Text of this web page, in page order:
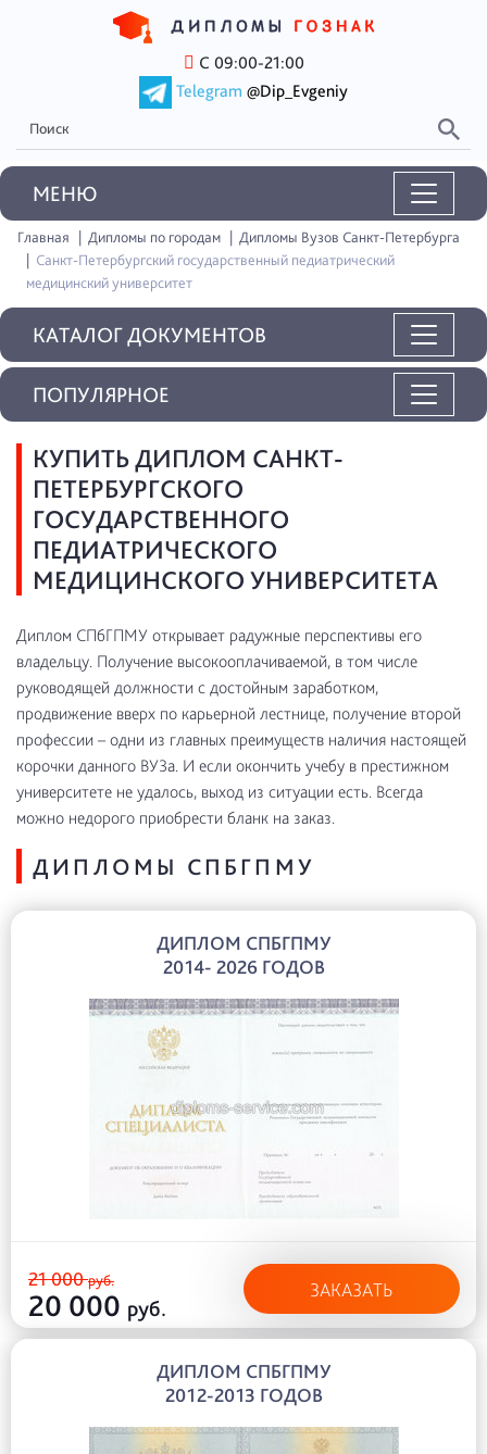
С 09:00-21:00
Telegram @Dip_Evgeniy
MEНЮ
Главная Дипломы по городам
Дипломы Вузов Санкт-Петербурга
Санкт-Петербургский государственный педиатрический
медицинский университет
КАТАЛОГ ДОКУМЕНТОВ
КУПИТЬ ДИПЛОМ САНКТ-
ПЕТЕРБУРГСКОГО
ГОСУДАРСТВЕННОГО
ПЕДИАТРИЧЕСКОГО
МЕДИЦИНСКОГО УНИВЕРСИТЕТА
Диплом СПбГПМУ открывает радужные перспективы его
владельцу. Получение высокооплачиваемой, в том числе
руководящей должности с достойным заработком,
продвижение вверх по карьерной лестнице, получение второй
профессии – одни из главных преимуществ наличия настоящей
корочки данного ВУЗа. И если окончить учебу в престижном
университете не удалось, выход из ситуации есть. Всегда
можно недорого приобрести бланк на заказ.
ДИПЛОМЫ СПБГПМУ
ДИПЛОМ СПБГПМУ
2014- 2026 ГОДОВ
21 000руб.
20 000 руб.
ЗАКАЗАТЬ
ДИПЛОМ СПБГПМУ
2012-2013 ГОДОВ
ПОПУЛЯРНОЕ